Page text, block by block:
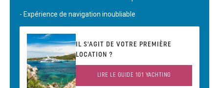
- Expérience de navigation inoubliable
IL S'AGIT DE VOTRE PREMIÈRE
LOCATION ?
LIRE LE GUIDE 101 YACHTING